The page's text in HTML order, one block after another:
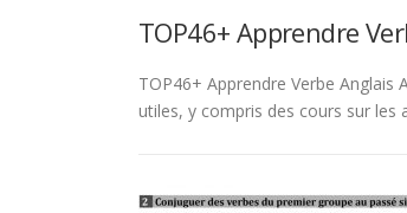
TOP46+ Apprendre
TOP46+ Apprendre Verbe Anglais
utiles, y compris des cours sur les